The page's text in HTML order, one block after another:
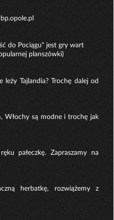
do Pociągu" jest gry wart
planszówki)
leży Tajlandia? Trochę dalej od
Włochy są modne i trochę jak
pałeczkę. Zapraszamy na
herbatkę, rozwiążemy z